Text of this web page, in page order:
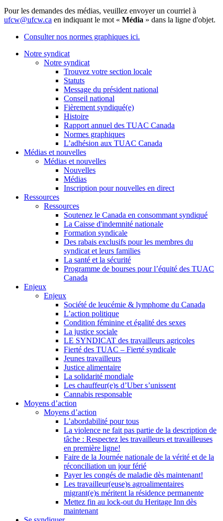
Pour les demandes des médias, veuillez envoyer un courriel à
ufcw@ufcw.ca en indiquant le mot « Média » dans la ligne d'objet.
Consulter nos normes graphiques ici.
Notre syndicat
Notre syndicat
Trouvez votre section locale
Statuts
Message du président national
Conseil national
Fièrement syndiqué(e)
Histoire
Rapport annuel des TUAC Canada
Normes graphiques
L’adhésion aux TUAC Canada
Médias et nouvelles
Médias et nouvelles
Nouvelles
Médias
Inscription pour nouvelles en direct
Ressources
Ressources
Soutenez le Canada en consommant syndiqué
La Caisse d'indemnité nationale
Formation syndicale
Des rabais exclusifs pour les membres du
syndicat et leurs families
La santé et la sécurité
Programme de bourses pour l’équité des TUAC
Canada
Enjeux
Enjeux
Société de leucémie & lymphome du Canada
L’action politique
Condition féminine et égalité des sexes
La justice sociale
LE SYNDICAT des travailleurs agricoles
Fierté des TUAC – Fierté syndicale
Jeunes travailleurs
Justice alimentaire
La solidarité mondiale
Les chauffeur(e)s d’Uber s’unissent
Cannabis responsable
Moyens d’action
Moyens d’action
L’abordabilité pour tous
La violence ne fait pas partie de la description de
tâche : Respectez les travailleurs et travailleuses
en première ligne!
Faire de la Journée nationale de la vérité et de la
réconciliation un jour férié
Payer les congés de maladie dès maintenant!
Les travailleur(euse)s agroalimentaires
migrant(e)s méritent la résidence permanente
Mettez fin au lock-out du Heritage Inn dès
maintenant